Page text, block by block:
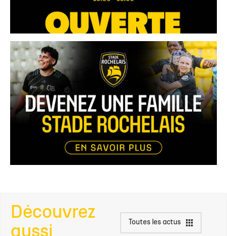
Découvrez
aussi
Toutes les actus